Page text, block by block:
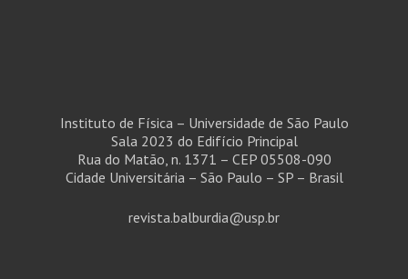
Instituto de Física – Universidade de São Paulo
Sala 2023 do Edifício Principal
Rua do Matão, n. 1371 – CEP 05508-090
Cidade Universitária – São Paulo – SP – Brasil
revista.balburdia@usp.br